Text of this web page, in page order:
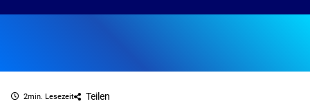
2min. Lesezeit Teilen